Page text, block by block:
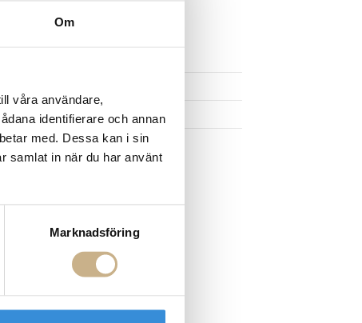
Om
våra användare,
identifierare och annan
med. Dessa kan i sin
samlat in när du har använt
Marknadsföring